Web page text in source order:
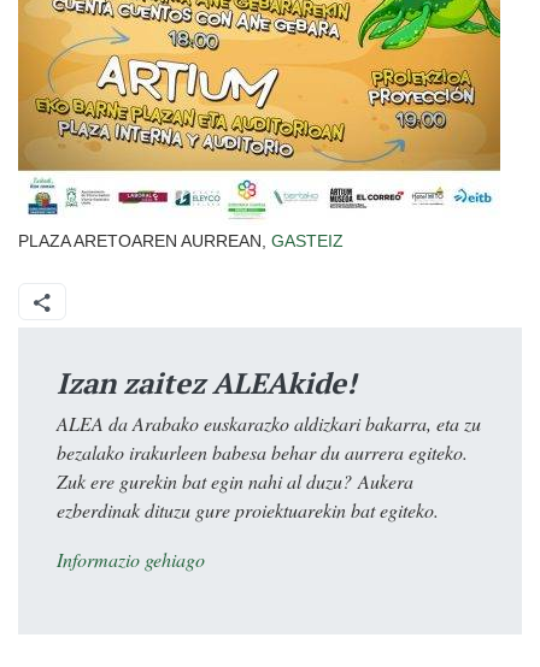
PLAZA ARETOAREN AURREAN, GASTEIZ
Izan zaitez ALEAkide!
ALEA da Arabako euskarazko aldizkari bakarra, eta zu
bezalako irakurleen babesa behar du aurrera egiteko.
Zuk ere gurekin bat egin nahi al duzu? Aukera
ezberdinak dituzu gure proiektuarekin bat egiteko.
Informazio gehiago